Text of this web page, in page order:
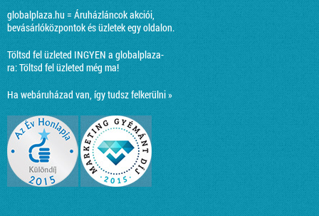
globalplaza.hu = Áruházláncok akciói,
bevásárlóközpontok és üzletek egy oldalon.
Töltsd fel üzleted INGYEN a globalplaza-
ra:Töltsd fel üzleted még ma!
Ha webáruházad van, így tudsz felkerülni »